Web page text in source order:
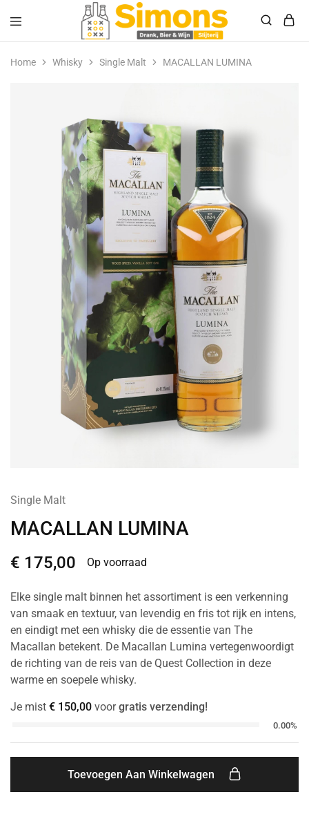
Simonsdrank.nl
Drank,
Bier
&
Home Whisky Single Malt MACALLAN LUMINA
Single Malt
MACALLAN LUMINA
€ 175,00 Op voorraad
Elke single malt binnen het assortiment is een verkenning
van smaak en textuur, van levendig en fris tot rijk en intens,
en eindigt met een whisky die de essentie van The
Macallan betekent. De Macallan Lumina vertegenwoordigt
de richting van de reis van de Quest Collection in deze
warme en soepele whisky.
Je mist € 150,00 voorgratis verzending!
0.00%
Toevoegen Aan Winkelwagen